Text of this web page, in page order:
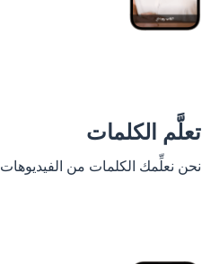
تعلَّم الكلمات
نحن نعلِّمك الكلمات من الفيديوهات